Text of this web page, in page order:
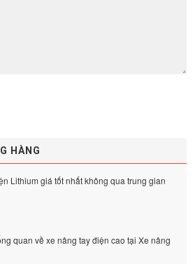
HÀNG
Lithium giá tốt nhất không qua trung gian
quan về xe nâng tay điện cao tại Xe nâng